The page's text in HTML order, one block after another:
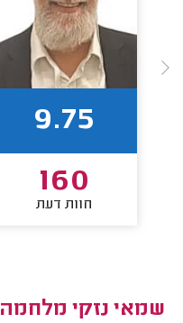
9.75
160
חוות דעת
שמאי נזקי מלחמה